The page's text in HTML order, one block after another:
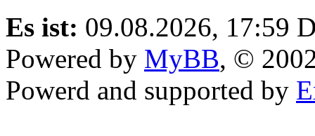
Es ist: 09.08.2026, 17:59
Powered by MyBB, ©
Powerd and supported by